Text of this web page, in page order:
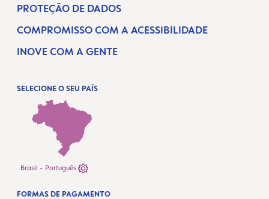
PROTEÇÃO DE DADOS
COMPROMISSO COM A ACESSIBILIDADE
INOVE COM A GENTE
SELECIONE O SEU PAÍS
Brasil - Português
FORMAS DE PAGAMENTO